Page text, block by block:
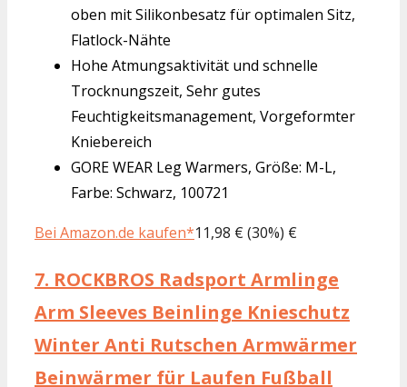
oben mit Silikonbesatz für optimalen Sitz,
Flatlock-Nähte
Hohe Atmungsaktivität und schnelle
Trocknungszeit, Sehr gutes
Feuchtigkeitsmanagement, Vorgeformter
Kniebereich
GORE WEAR Leg Warmers, Größe: M-L,
Farbe: Schwarz, 100721
Bei Amazon.de kaufen*11,98 € (30%) €
7. ROCKBROS Radsport Armlinge
Arm Sleeves Beinlinge Knieschutz
Winter Anti Rutschen Armwärmer
Beinwärmer für Laufen Fußball